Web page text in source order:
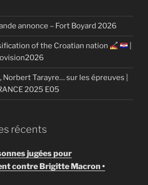
annonce – Fort Boyard 2026
of the Croatian nation
Tarayre… sur les épreuves |
2025 E05
récents
jugées pour
contre Brigitte Macron •